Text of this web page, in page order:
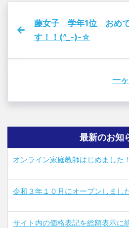
藤女子 学年1位 おめで
す！！(^_-)-☆
一
最新のお知
オンライン家庭教師はじめました！
令和３年１０月にオープンしまし
サイト内の価格表記を総額表示に